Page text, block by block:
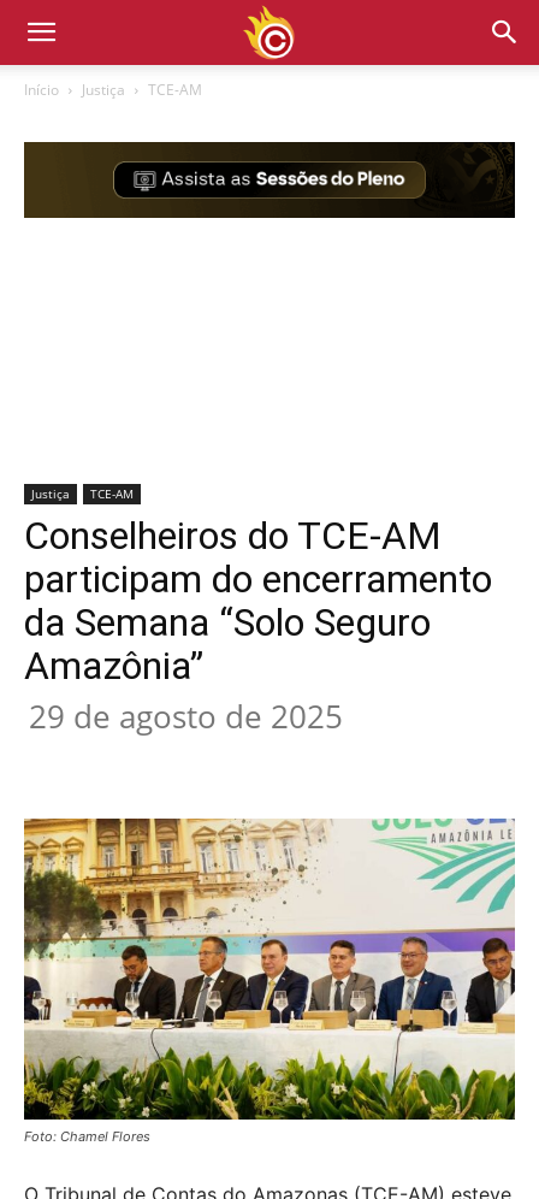
Início Justiça TCE-AM
Justiça TCE-AM
Conselheiros do TCE-AM
participam do encerramento
da Semana “Solo Seguro
Amazônia”
29 de agosto de 2025
Foto: Chamel Flores
O Tribunal de Contas do Amazonas (TCE-AM) esteve